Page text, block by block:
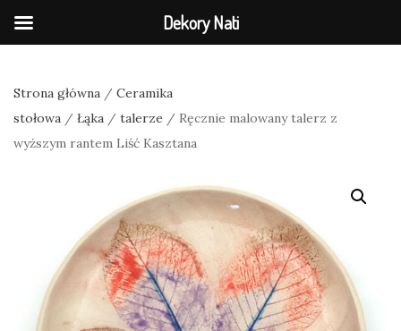
Strona główna / Ceramika
stołowa / Łąka / talerze / Ręcznie malowany talerz z
wyższym rantem Liść Kasztana
Dekory Nati